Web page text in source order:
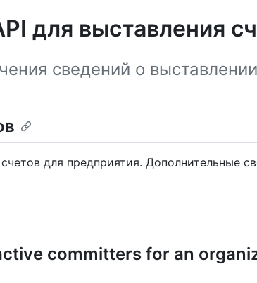
для выставления
сведений о
для предприятия. Дополнительные
committers for an